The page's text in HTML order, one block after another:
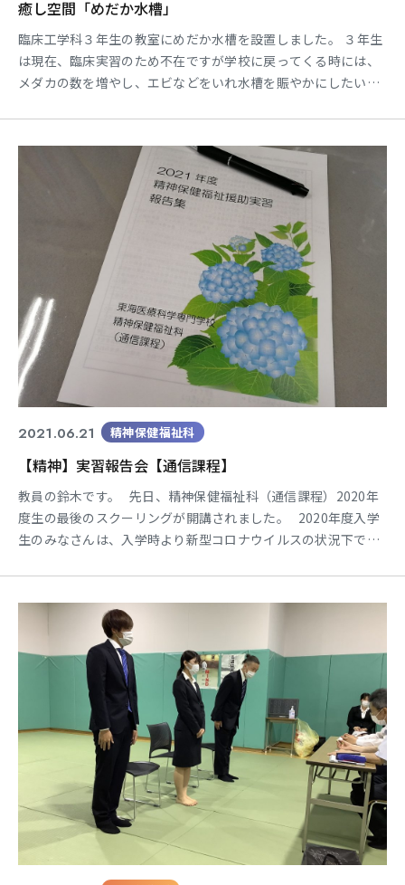
癒し空間「めだか水槽」
臨床工学科３年生の教室にめだか水槽を設置しました。 ３年生
は現在、臨床実習のため不在ですが学校に戻ってくる時には、
メダカの数を増やし、エビなどをいれ水槽を賑やかにしたいと
2021.06.21 精神保健福祉科
【精神】実習報告会【通信課程】
教員の鈴木です。 先日、精神保健福祉科（通信課程）2020年
度生の最後のスクーリングが開講されました。 2020年度入学
生のみなさんは、入学時より新型コロナウイルスの状況下で学
たことと思います。 本当にお疲れさまでした。 最後に修了試